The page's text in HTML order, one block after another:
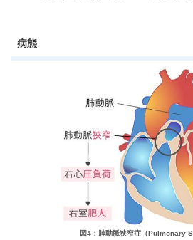
病態
図4：肺動脈狭窄症（Pulmonary